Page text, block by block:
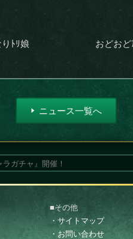
ﾄﾘ娘 おどおど
ニュース一覧へ
ラガチャ』開催！
■その他
・サイトマップ
・お問い合わせ